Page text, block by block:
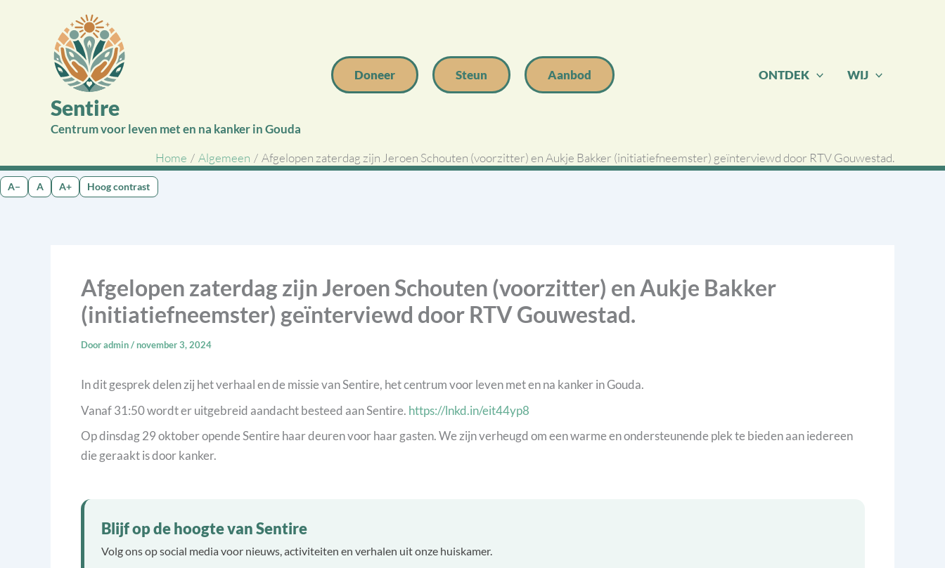
Sentire
Centrum voor leven met en na kanker in Gouda
Doneer Steun Aanbod ONTDEK WIJ
Home Algemeen Afgelopen zaterdag zijn Jeroen Schouten (voorzitter) en Aukje Bakker (initiatiefneemster) geïnterviewd door RTV Gouwestad.
A− A A+ Hoog contrast
Afgelopen zaterdag zijn Jeroen Schouten (voorzitter) en Aukje Bakker
(initiatiefneemster) geïnterviewd door RTV Gouwestad.
Dooradmin/ november 3, 2024
In dit gesprek delen zij het verhaal en de missie van Sentire, het centrum voor leven met en na kanker in Gouda.
Vanaf 31:50 wordt er uitgebreid aandacht besteed aan Sentire. https://lnkd.in/eit44yp8
Op dinsdag 29 oktober opende Sentire haar deuren voor haar gasten. We zijn verheugd om een warme en ondersteunende plek te bieden aan iedereen
die geraakt is door kanker.
Blijf op de hoogte van Sentire
Volg ons op social media voor nieuws, activiteiten en verhalen uit onze huiskamer.